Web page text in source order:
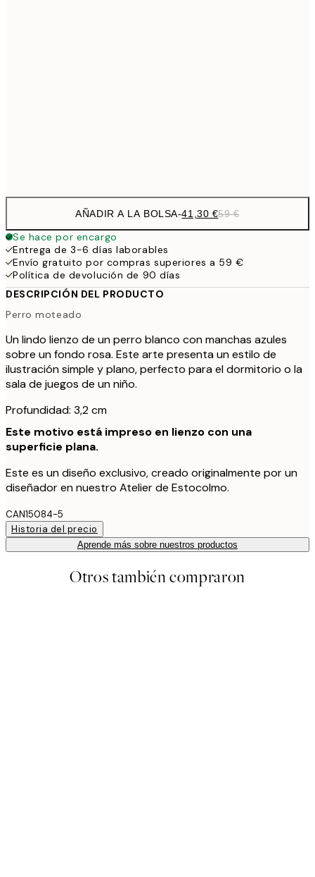
AÑADIR A LA BOLSA-41,30 €59 €
Se hace por encargo
Entrega de 3-6 días laborables
Envío gratuito por compras superiores a 59 €
Política de devolución de 90 días
DESCRIPCIÓN DEL PRODUCTO
Perro moteado
Un lindo lienzo de un perro blanco con manchas azules
sobre un fondo rosa. Este arte presenta un estilo de
ilustración simple y plano, perfecto para el dormitorio o la
sala de juegos de un niño.
Profundidad: 3,2 cm
Este motivo está impreso en lienzo con una
superficie plana.
Este es un diseño exclusivo, creado originalmente por un
diseñador en nuestro Atelier de Estocolmo.
CAN15084-5
Historia del precio
Aprende más sobre nuestros productos
Otros también compraron